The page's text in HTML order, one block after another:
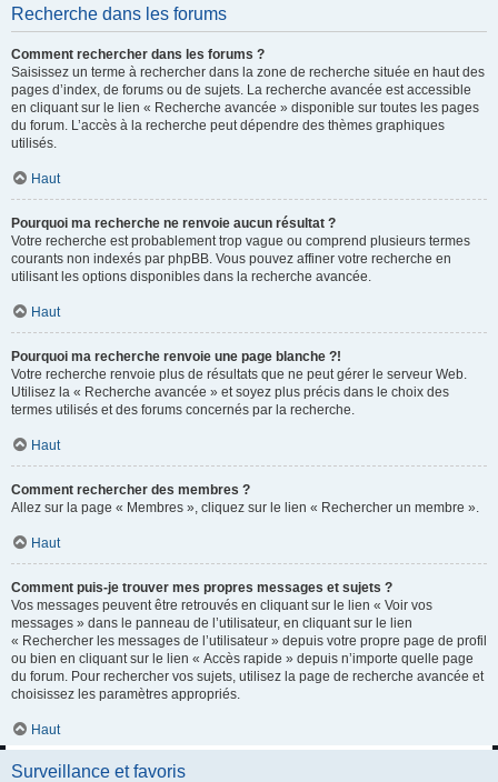
Recherche dans les forums
Comment rechercher dans les forums ?
Saisissez un terme à rechercher dans la zone de recherche située en haut des
pages d’index, de forums ou de sujets. La recherche avancée est accessible
en cliquant sur le lien « Recherche avancée » disponible sur toutes les pages
du forum. L’accès à la recherche peut dépendre des thèmes graphiques
utilisés.
Haut
Pourquoi ma recherche ne renvoie aucun résultat ?
Votre recherche est probablement trop vague ou comprend plusieurs termes
courants non indexés par phpBB. Vous pouvez affiner votre recherche en
utilisant les options disponibles dans la recherche avancée.
Haut
Pourquoi ma recherche renvoie une page blanche ?!
Votre recherche renvoie plus de résultats que ne peut gérer le serveur Web.
Utilisez la « Recherche avancée » et soyez plus précis dans le choix des
termes utilisés et des forums concernés par la recherche.
Haut
Comment rechercher des membres ?
Allez sur la page « Membres », cliquez sur le lien « Rechercher un membre ».
Haut
Comment puis-je trouver mes propres messages et sujets ?
Vos messages peuvent être retrouvés en cliquant sur le lien « Voir vos
messages » dans le panneau de l’utilisateur, en cliquant sur le lien
« Rechercher les messages de l’utilisateur » depuis votre propre page de profil
ou bien en cliquant sur le lien « Accès rapide » depuis n’importe quelle page
du forum. Pour rechercher vos sujets, utilisez la page de recherche avancée et
choisissez les paramètres appropriés.
Haut
Surveillance et favoris